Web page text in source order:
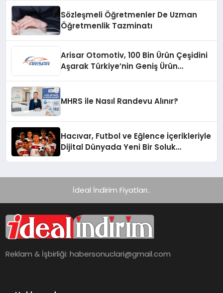
Sözleşmeli Öğretmenler De Uzman
Öğretmenlik Tazminatı
Arisar Otomotiv, 100 Bin Ürün Çeşidini
Aşarak Türkiye’nin Geniş Ürün
MHRS ile Nasıl Randevu Alınır?
Hacıvar, Futbol ve Eğlence İçerikleriyle
Dijital Dünyada Yeni Bir Soluk
İdeal İndirim Fiyatları..
Reklam & İşbirliği:habersonuclari@gmail.com